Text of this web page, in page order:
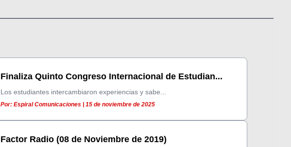
Finaliza Quinto Congreso Internacional de Estudian...
Los estudiantes intercambiaron experiencias y sabe...
Por: Espiral Comunicaciones | 15 de noviembre de 2025
Factor Radio (08 de Noviembre de 2019)